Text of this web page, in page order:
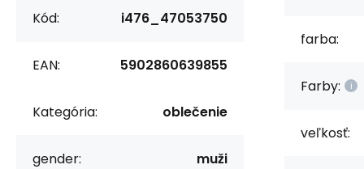
Kód: i476_47053750
EAN: 5902860639855
Kategória: oblečenie
gender: muži
farba:
Farby:
veľkosť: